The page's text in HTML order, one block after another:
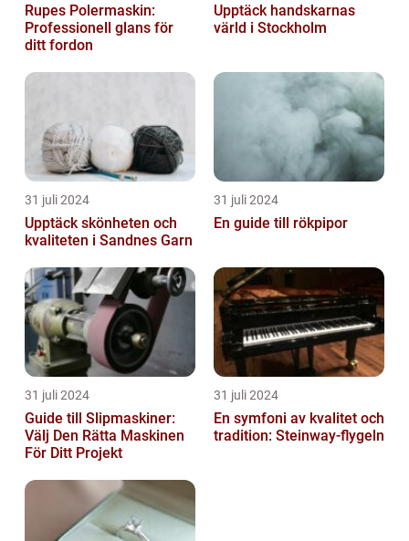
Rupes Polermaskin:
Professionell glans för
ditt fordon
Upptäck handskarnas
värld i Stockholm
31 juli 2024
Upptäck skönheten och
kvaliteten i Sandnes Garn
31 juli 2024
En guide till rökpipor
31 juli 2024
Guide till Slipmaskiner:
Välj Den Rätta Maskinen
För Ditt Projekt
31 juli 2024
En symfoni av kvalitet och
tradition: Steinway-flygeln